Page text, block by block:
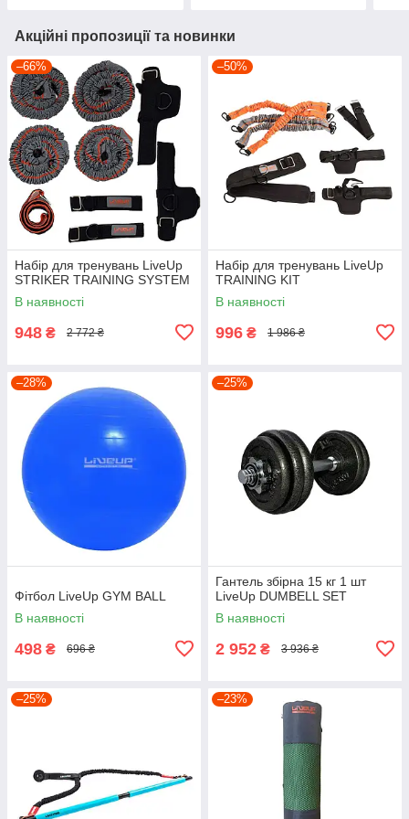
Акційні пропозиції та новинки
–66%
Набір для тренувань LiveUp
STRIKER TRAINING SYSTEM
В наявності
948 ₴ 2 772 ₴
–50%
Набір для тренувань LiveUp
TRAINING KIT
В наявності
996 ₴ 1 986 ₴
–28%
Фітбол LiveUp GYM BALL
В наявності
498 ₴ 696 ₴
–25%
Гантель збірна 15 кг 1 шт
LiveUp DUMBELL SET
В наявності
2 952 ₴ 3 936 ₴
–25% –23%